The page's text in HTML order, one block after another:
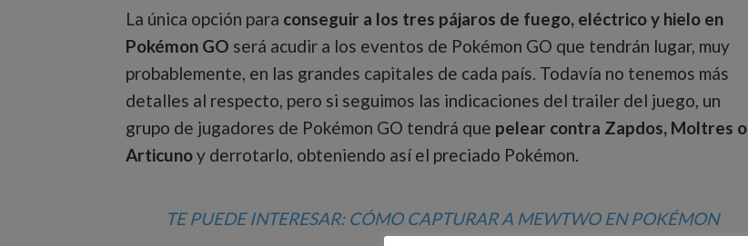
La única opción para conseguir a los tres pájaros de fuego, eléctrico y hielo en
Pokémon GO será acudir a los eventos de Pokémon GO que tendrán lugar, muy
probablemente, en las grandes capitales de cada país. Todavía no tenemos más
detalles al respecto, pero si seguimos las indicaciones del trailer del juego, un
grupo de jugadores de Pokémon GO tendrá que pelear contra Zapdos, Moltres o
Articunoy derrotarlo, obteniendo así el preciado Pokémon.
TE PUEDE INTERESAR: CÓMO CAPTURAR A MEWTWO EN POKÉMON